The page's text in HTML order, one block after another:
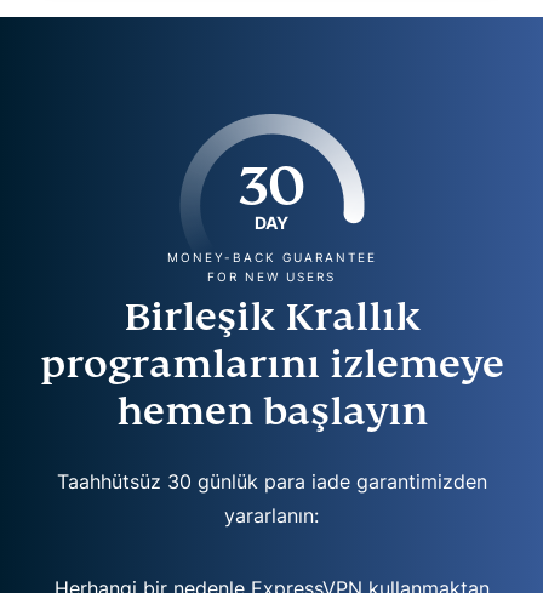
30
DAY
MONEY-BACK GUARANTEE
FOR NEW USERS
Birleşik Krallık
programlarını izlemeye
hemen başlayın
Taahhütsüz 30 günlük para iade garantimizden
yararlanın:
Herhangi bir nedenle ExpressVPN kullanmaktan